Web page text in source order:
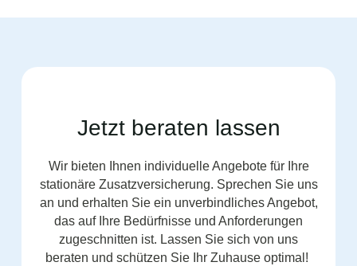
Jetzt beraten lassen
Wir bieten Ihnen individuelle Angebote für Ihre
stationäre Zusatzversicherung. Sprechen Sie uns
an und erhalten Sie ein unverbindliches Angebot,
das auf Ihre Bedürfnisse und Anforderungen
zugeschnitten ist. Lassen Sie sich von uns
beraten und schützen Sie Ihr Zuhause optimal!